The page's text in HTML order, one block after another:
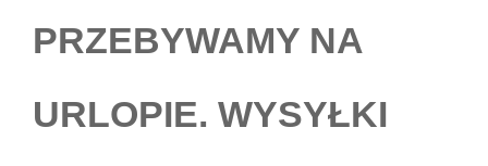
PRZEBYWAMY NA
URLOPIE. WYSYŁKI